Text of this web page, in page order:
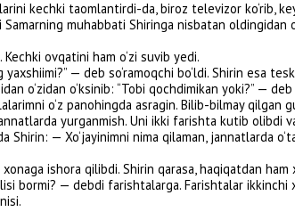
o‘z panohingda asragin. Bilib-bilmay qilgan gunohlarini
yurganmish. Uni ikki farishta kutib olibdi va: —
Xo‘jayinimni nima qilaman, jannatlarda o‘ta xushbichim,
qilibdi. Shirin qarasa, haqiqatdan ham xushro‘y bir
— debdi farishtalarga. Farishtalar ikkinchi xonaga
kelib qolibdi. Shunda farishtalar Shiringa aytdiki: —
bo‘lsangiz, qolganlaridan voz kechasiz — shartimiz
badbashara bir mahluq unga qarab tirjayib
farishtalarga yuzlanib: — Buncha qo‘rqinchli!
farishtalarning oyog‘iga yolvora boshlabdi.
bo‘libdi.